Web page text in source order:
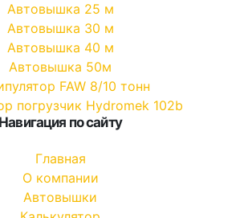
Автовышка 25 м
Автовышка 30 м
Автовышка 40 м
Автовышка 50м
FAW 8/10 тонн
погрузчик Hydromek 102b
Навигация по сайту
Главная
О компании
Автовышки